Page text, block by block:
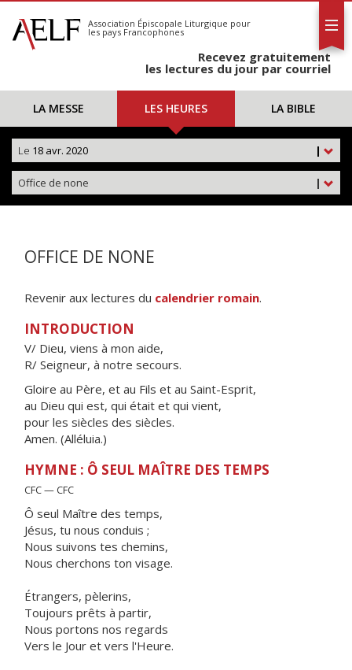
S'abonner
Calendrier
Association Épiscopale Liturgique pour
les pays Francophones
Recevez gratuitement
les lectures du jour par courriel
LA MESSE LES HEURES LA BIBLE
|
Le 18 avr. 2020
|
Office de none
OFFICE DE NONE
Revenir aux lectures du calendrier romain.
INTRODUCTION
V/ Dieu, viens à mon aide,
R/ Seigneur, à notre secours.
Gloire au Père, et au Fils et au Saint-Esprit,
au Dieu qui est, qui était et qui vient,
pour les siècles des siècles.
Amen. (Alléluia.)
HYMNE : Ô SEUL MAÎTRE DES TEMPS
CFC — CFC
Ô seul Maître des temps,
Jésus, tu nous conduis ;
Nous suivons tes chemins,
Nous cherchons ton visage.
Étrangers, pèlerins,
Toujours prêts à partir,
Nous portons nos regards
Vers le Jour et vers l'Heure.